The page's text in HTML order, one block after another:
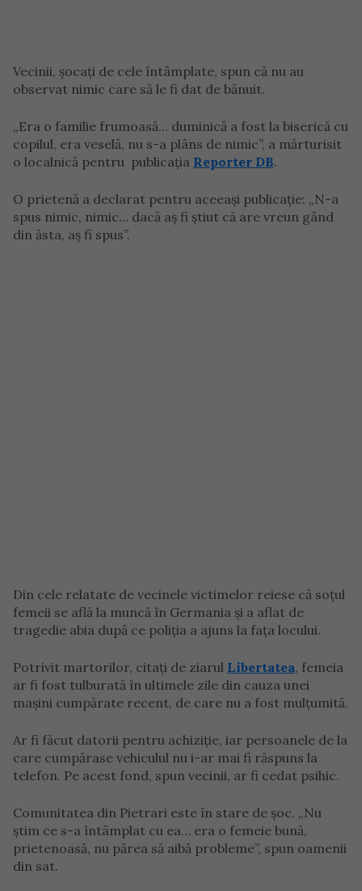
Vecinii, șocați de cele întâmplate, spun că nu au
observat nimic care să le fi dat de bănuit.
„Era o familie frumoasă… duminică a fost la biserică cu
copilul, era veselă, nu s-a plâns de nimic”, a mărturisit
o localnică pentru publicația Reporter DB.
O prietenă a declarat pentru aceeași publicație: „N-a
spus nimic, nimic… dacă aș fi știut că are vreun gând
din ăsta, aș fi spus”.
Din cele relatate de vecinele victimelor reiese că soțul
femeii se află la muncă în Germania și a aflat de
tragedie abia după ce poliția a ajuns la fața locului.
Potrivit martorilor, citați de ziarul Libertatea, femeia
ar fi fost tulburată în ultimele zile din cauza unei
mașini cumpărate recent, de care nu a fost mulțumită.
Ar fi făcut datorii pentru achiziție, iar persoanele de la
care cumpărase vehiculul nu i-ar mai fi răspuns la
telefon. Pe acest fond, spun vecinii, ar fi cedat psihic.
Comunitatea din Pietrari este în stare de șoc. „Nu
știm ce s-a întâmplat cu ea… era o femeie bună,
prietenoasă, nu părea să aibă probleme”, spun oamenii
din sat.